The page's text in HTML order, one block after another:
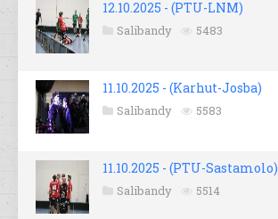
12.10.2025 - (PTU-LNM)
Salibandy 5483
11.10.2025 - (Karhut-Josba)
Salibandy 5583
11.10.2025 - (PTU-Sastamolo)
Salibandy 5514